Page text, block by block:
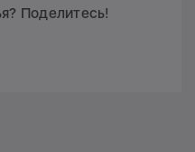
Поделитесь!